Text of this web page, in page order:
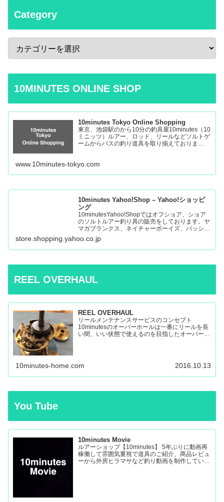
Category
10MINUTES ONLINE SHOP
10minutes Tokyo Online Shopping
東京、池袋駅のから10分の釣具屋10minutes（10
ミニッツ）ルアー、ロッド、リールなどソルトゲ
ームからバスの釣り道具を取り揃えておりま
www.10minutes-tokyo.com
10minutes Yahoo!Shop – Yahoo!ショッピ
ング
10minutesYahoo!Shopではオフショア、ショア
のソルトルアー釣り具の販売をしております。ヤ
マガブランクス、ネイチャーボーイズ、パッショ
ンズ、マシオなど:10minutes Yahoo!Shop – 通販
– LINEアカウント…
store.shopping.yahoo.co.jp
REEL OVERHAUL
REEL OVERHAUL
リールメンテナンスサービスのコンセプト
10minutesのオーバーホールは一番にリールを長
い間、いい状態で使えるのを目指したオーバーホ
10minutes-home.com 2016.10.13
You Tube
10minutes Movie
ルアーショップ【10minutes】 5年ぶりに動画再
稼働して雰囲気重視で道具のご紹介、商品レビュ
ーから外房ヒラマサなど釣り動画を制作していき